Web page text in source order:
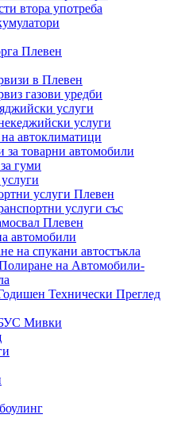
втора употреба
Плевен
в Плевен
газови уредби
услуги
услуги
автоклиматици
за товарни автомобили
гуми
услуги Плевен
услуги със
Плевен
автомобили
на спукани автостъкла
на Автомобили-
Технически Преглед
Мивки